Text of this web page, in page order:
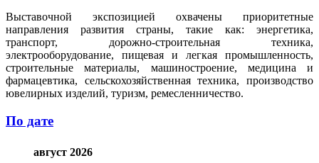
Выставочной экспозицией охвачены приоритетные
направления развития страны, такие как: энергетика,
транспорт, дорожно-строительная техника,
электрооборудование, пищевая и легкая промышленность,
строительные материалы, машиностроение, медицина и
фармацевтика, сельскохозяйственная техника, производство
ювелирных изделий, туризм, ремесленничество.
По дате
август 2026